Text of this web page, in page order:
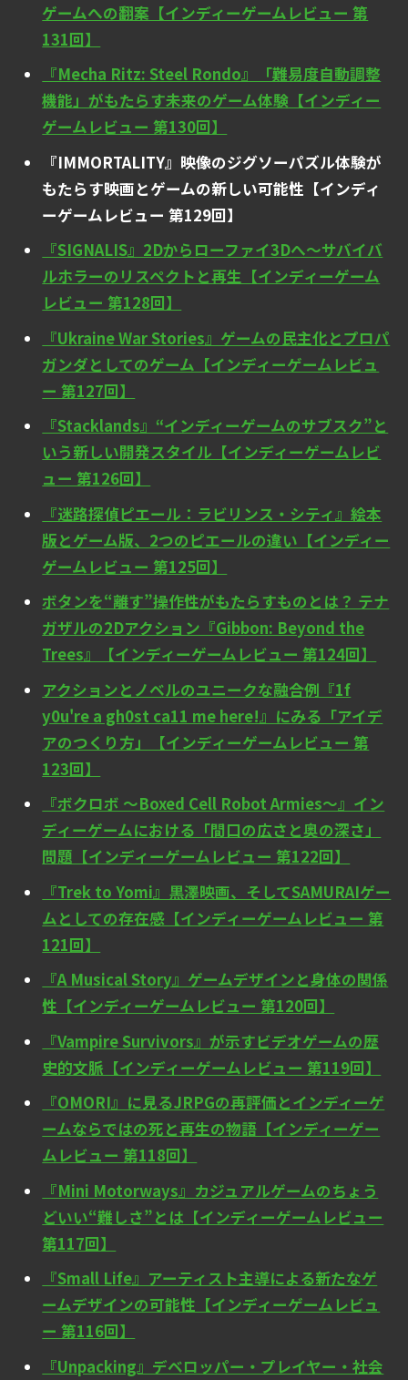
ゲームへの翻案【インディーゲームレビュー 第
131回】
『Mecha Ritz: Steel Rondo』「難易度自動調整
機能」がもたらす未来のゲーム体験【インディー
ゲームレビュー 第130回】
『IMMORTALITY』映像のジグソーパズル体験が
もたらす映画とゲームの新しい可能性【インディ
ーゲームレビュー 第129回】
『SIGNALIS』2Dからローファイ3Dへ～サバイバ
ルホラーのリスペクトと再生【インディーゲーム
レビュー 第128回】
『Ukraine War Stories』ゲームの民主化とプロパ
ガンダとしてのゲーム【インディーゲームレビュ
ー 第127回】
『Stacklands』“インディーゲームのサブスク”と
いう新しい開発スタイル【インディーゲームレビ
ュー 第126回】
『迷路探偵ピエール：ラビリンス・シティ』絵本
版とゲーム版、2つのピエールの違い【インディー
ゲームレビュー 第125回】
ボタンを“離す”操作性がもたらすものとは？ テナ
ガザルの2Dアクション『Gibbon: Beyond the
Trees』【インディーゲームレビュー 第124回】
アクションとノベルのユニークな融合例『1f
y0u're a gh0st ca11 me here!』にみる「アイデ
アのつくり方」【インディーゲームレビュー 第
123回】
『ボクロボ ～Boxed Cell Robot Armies～』イン
ディーゲームにおける「間口の広さと奥の深さ」
問題【インディーゲームレビュー 第122回】
『Trek to Yomi』黒澤映画、そしてSAMURAIゲー
ムとしての存在感【インディーゲームレビュー 第
121回】
『A Musical Story』ゲームデザインと身体の関係
性【インディーゲームレビュー 第120回】
『Vampire Survivors』が示すビデオゲームの歴
史的文脈【インディーゲームレビュー 第119回】
『OMORI』に見るJRPGの再評価とインディーゲ
ームならではの死と再生の物語【インディーゲー
ムレビュー 第118回】
『Mini Motorways』カジュアルゲームのちょう
どいい“難しさ”とは【インディーゲームレビュー
第117回】
『Small Life』アーティスト主導による新たなゲ
ームデザインの可能性【インディーゲームレビュ
ー 第116回】
『Unpacking』デベロッパー・プレイヤー・社会